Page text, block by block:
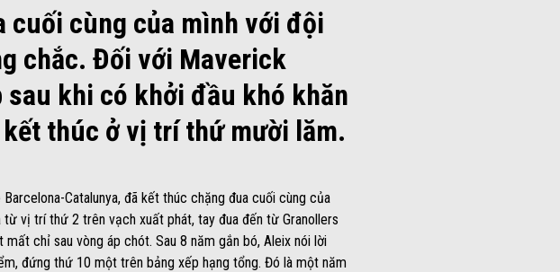
cuối cùng của mình với đội
chắc. Đối với Maverick
khi có khởi đầu khó khăn
thúc ở vị trí thứ mười lăm.
Catalunya, đã kết thúc chặng đua cuối cùng của
vị trí thứ 2 trên vạch xuất phát, tay đua đến từ Granollers
chỉ sau vòng áp chót. Sau 8 năm gắn bó, Aleix nói lời
đứng thứ 10 một trên bảng xếp hạng tổng. Đó là một năm